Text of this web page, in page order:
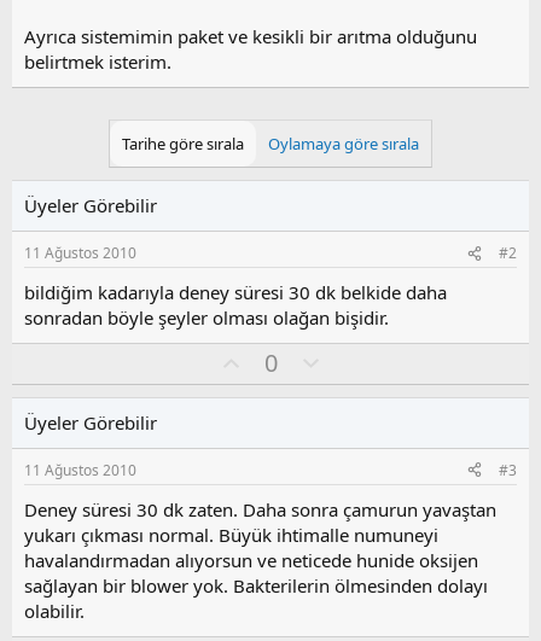
Ayrıca sistemimin paket ve kesikli bir arıtma olduğunu
belirtmek isterim.
Tarihe göre sırala Oylamaya göre sırala
Üyeler Görebilir
11 Ağustos 2010 #2
bildiğim kadarıyla deney süresi 30 dk belkide daha
sonradan böyle şeyler olması olağan bişidir.
y
0
l
s
u
z
o
y
l
a
Üyeler Görebilir
11 Ağustos 2010 #3
Deney süresi 30 dk zaten. Daha sonra çamurun yavaştan
yukarı çıkması normal. Büyük ihtimalle numuneyi
havalandırmadan alıyorsun ve neticede hunide oksijen
sağlayan bir blower yok. Bakterilerin ölmesinden dolayı
olabilir.